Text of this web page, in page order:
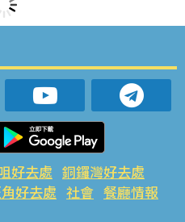
好去處 銅鑼灣好去處
好去處 社會 餐廳情報